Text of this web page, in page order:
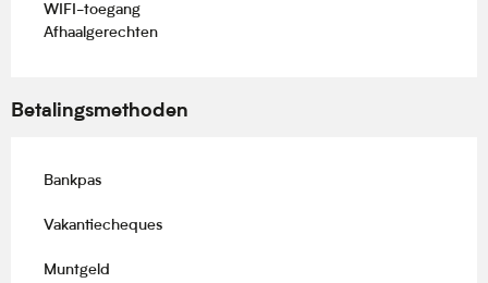
WIFI-toegang
Afhaalgerechten
Betalingsmethoden
Bankpas
Vakantiecheques
Muntgeld